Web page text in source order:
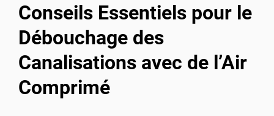
Conseils Essentiels pour le
Débouchage des
Canalisations avec de l’Air
Comprimé